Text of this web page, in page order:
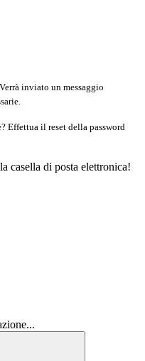
Verrà inviato un messaggio
Effettua il reset della password
casella di posta elettronica!